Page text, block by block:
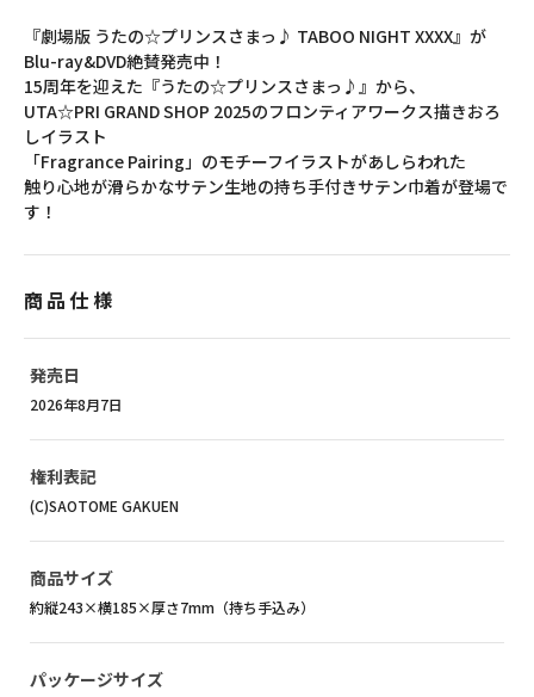
『劇場版 うたの☆プリンスさまっ♪ TABOO NIGHT XXXX』が
Blu-ray&DVD絶賛発売中！
15周年を迎えた『うたの☆プリンスさまっ♪』から、
UTA☆PRI GRAND SHOP 2025のフロンティアワークス描きおろ
しイラスト
「Fragrance Pairing」のモチーフイラストがあしらわれた
触り心地が滑らかなサテン生地の持ち手付きサテン巾着が登場で
す！
商品仕様
発売日
2026年8月7日
権利表記
(C)SAOTOME GAKUEN
商品サイズ
約縦243×横185×厚さ7mm（持ち手込み）
パッケージサイズ